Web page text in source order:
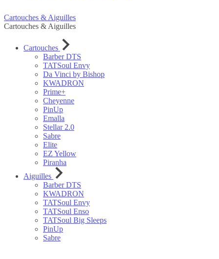
Cartouches & Aiguilles
Cartouches & Aiguilles
Cartouches
Barber DTS
TATSoul Envy
Da Vinci by Bishop
KWADRON
Prime+
Cheyenne
PinUp
Emalla
Stellar 2.0
Sabre
Elite
EZ Yellow
Piranha
Aiguilles
Barber DTS
KWADRON
TATSoul Envy
TATSoul Enso
TATSoul Big Sleeps
PinUp
Sabre